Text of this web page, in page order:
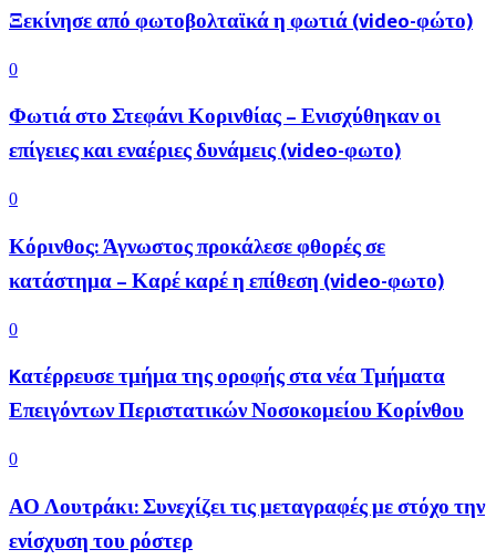
Ξεκίνησε από φωτοβολταϊκά η φωτιά (video-φώτο)
0
Φωτιά στο Στεφάνι Κορινθίας – Ενισχύθηκαν οι
επίγειες και εναέριες δυνάμεις (video-φωτο)
0
Κόρινθος: Άγνωστος προκάλεσε φθορές σε
κατάστημα – Καρέ καρέ η επίθεση (video-φωτο)
0
Kατέρρευσε τμήμα της οροφής στα νέα Τμήματα
Επειγόντων Περιστατικών Νοσοκομείου Κορίνθου
0
ΑΟ Λουτράκι: Συνεχίζει τις μεταγραφές με στόχο την
ενίσχυση του ρόστερ